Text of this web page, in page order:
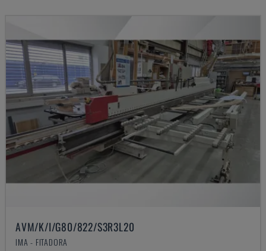
AVM/K/I/G80/822/S3R3L20
IMA - FITADORA